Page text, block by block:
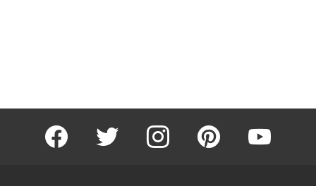
facebook twitter instagram pinterest youtube